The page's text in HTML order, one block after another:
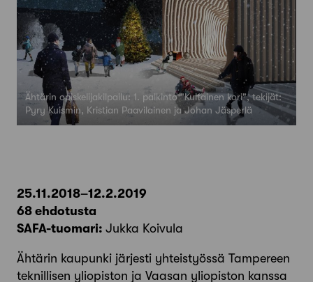
Ähtärin opiskelijakilpailu: 1. palkinto "Kultainen kori", tekijät:
Pyry Kuismin, Kristian Paavilainen ja Johan Jäsperlä
25.11.2018–12.2.2019
68 ehdotusta
SAFA-tuomari: Jukka Koivula
Ähtärin kaupunki järjesti yhteistyössä Tampereen
teknillisen yliopiston ja Vaasan yliopiston kanssa